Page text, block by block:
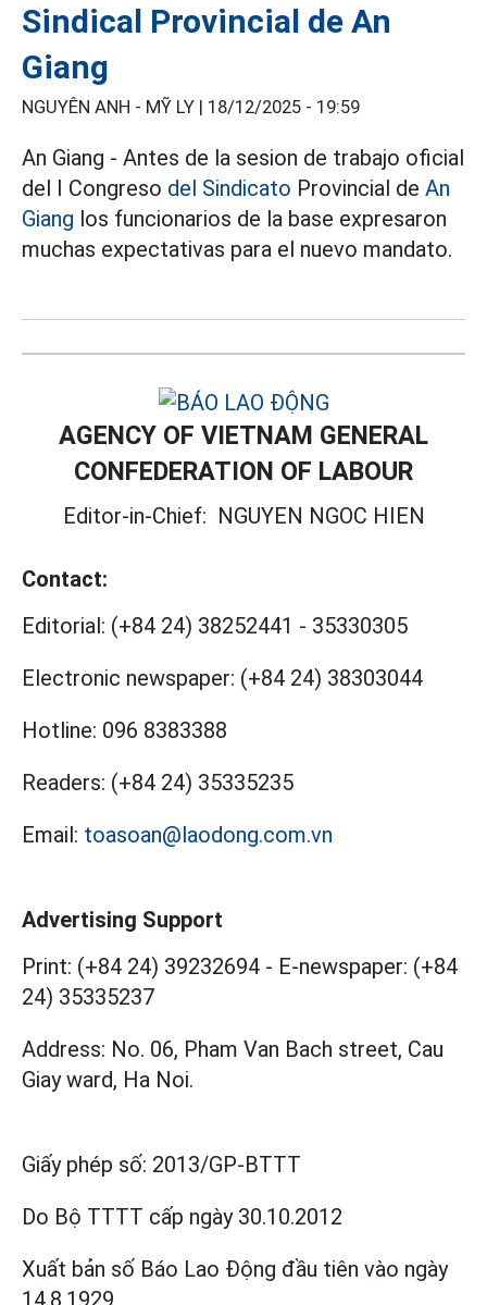
Sindical Provincial de An
Giang
NGUYÊN ANH - MỸ LY | 18/12/2025 - 19:59
An Giang - Antes de la sesion de trabajo oficial
del I Congreso del Sindicato Provincial de An
Giang los funcionarios de la base expresaron
muchas expectativas para el nuevo mandato.
AGENCY OF VIETNAM GENERAL
CONFEDERATION OF LABOUR
Editor-in-Chief: NGUYEN NGOC HIEN
Contact:
Editorial: (+84 24) 38252441 - 35330305
Electronic newspaper: (+84 24) 38303044
Hotline: 096 8383388
Readers: (+84 24) 35335235
Email: toasoan@laodong.com.vn
Advertising Support
Print: (+84 24) 39232694 - E-newspaper: (+84
24) 35335237
Address: No. 06, Pham Van Bach street, Cau
Giay ward, Ha Noi.
Giấy phép số: 2013/GP-BTTT
Do Bộ TTTT cấp ngày 30.10.2012
Xuất bản số Báo Lao Động đầu tiên vào ngày
14.8.1929